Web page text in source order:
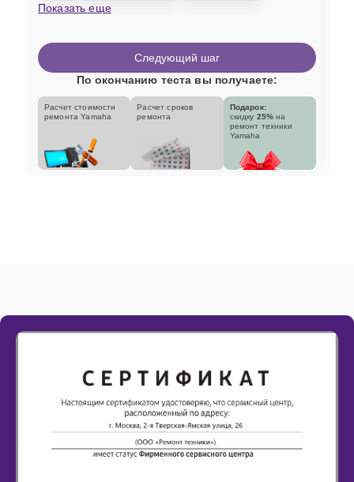
Показать еще
Следующий шаг
По окончанию теста вы получаете:
Расчет стоимости
ремонта Yamaha
Расчет сроков
ремонта
Подарок:
скидку 25% на
ремонт техники
Yamaha